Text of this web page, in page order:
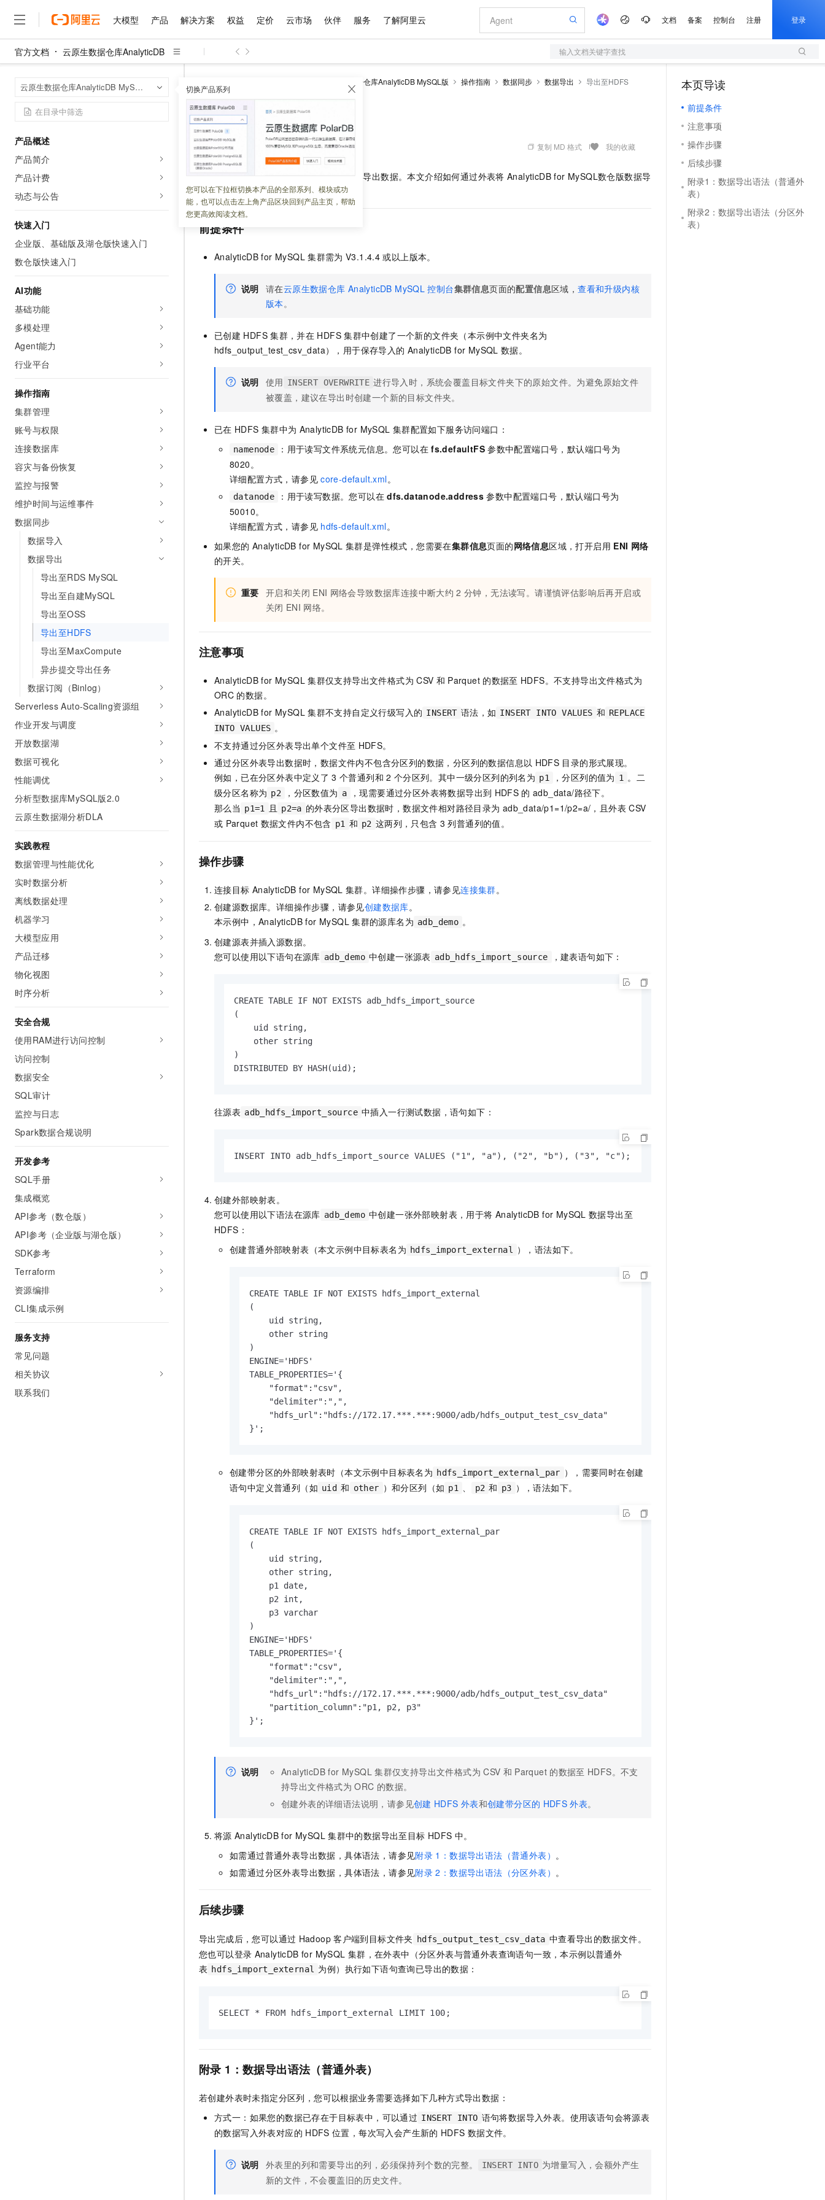
大模型 产品 解决方案 权益 定价 云市场 伙伴 服务 了解阿里云 文档 备案 控制台 注册 登录
官方文档 云原生数据仓库AnalyticDB 输入文档关键字查找
云原生数据仓库AnalyticDB MySQL版 切换产品系列
您可以在下拉框切换本产品的全部系列、模块或功
能，也可以点击左上角产品区块回到产品主页，帮助
您更高效阅读文档。
产品概述
产品简介
产品计费
动态与公告
快速入门
企业版、基础版及湖仓版快速入门
数仓版快速入门
AI功能
基础功能
多模处理
Agent能力
行业平台
操作指南
集群管理
账号与权限
连接数据库
容灾与备份恢复
监控与报警
维护时间与运维事件
数据同步
数据导入
数据导出
导出至RDS MySQL
导出至自建MySQL
导出至OSS
导出至HDFS
导出至MaxCompute
异步提交导出任务
数据订阅（Binlog）
Serverless Auto-Scaling资源组
作业开发与调度
开放数据湖
数据可视化
性能调优
分析型数据库MySQL版2.0
云原生数据湖分析DLA
实践教程
数据管理与性能优化
实时数据分析
离线数据处理
机器学习
大模型应用
产品迁移
物化视图
时序分析
安全合规
使用RAM进行访问控制
访问控制
数据安全
SQL审计
监控与日志
Spark数据合规说明
开发参考
SQL手册
集成概览
API参考（数仓版）
API参考（企业版与湖仓版）
SDK参考
Terraform
资源编排
CLI集成示例
服务支持
常见问题
相关协议
联系我们
云原生数据仓库AnalyticDB MySQL版 操作指南 数据同步 数据导出 导出至HDFS
导出至HDFS
更新时间： 2025-04-10 05:57:57 复制 MD 格式 我的收藏
支持通过外表导入导出数据。本文介绍如何通过外表将 AnalyticDB for MySQL数仓版数据导
出至 HDFS。
前提条件
AnalyticDB for MySQL 集群需为 V3.1.4.4 或以上版本。
说明 请在云原生数据仓库 AnalyticDB MySQL 控制台集群信息页面的配置信息区域，查看和升级内核
版本。
已创建 HDFS 集群，并在 HDFS 集群中创建了一个新的文件夹（本示例中文件夹名为
hdfs_output_test_csv_data），用于保存导入的 AnalyticDB for MySQL 数据。
说明 使用 INSERT OVERWRITE 进行导入时，系统会覆盖目标文件夹下的原始文件。为避免原始文件
被覆盖，建议在导出时创建一个新的目标文件夹。
已在 HDFS 集群中为 AnalyticDB for MySQL 集群配置如下服务访问端口：
namenode ：用于读写文件系统元信息。您可以在 fs.defaultFS 参数中配置端口号，默认端口号为
8020。
详细配置方式，请参见 core-default.xml。
datanode ：用于读写数据。您可以在 dfs.datanode.address 参数中配置端口号，默认端口号为
50010。
详细配置方式，请参见 hdfs-default.xml。
如果您的 AnalyticDB for MySQL 集群是弹性模式，您需要在集群信息页面的网络信息区域，打开启用 ENI 网络
的开关。
重要 开启和关闭 ENI 网络会导致数据库连接中断大约 2 分钟，无法读写。请谨慎评估影响后再开启或
关闭 ENI 网络。
注意事项
AnalyticDB for MySQL 集群仅支持导出文件格式为 CSV 和 Parquet 的数据至 HDFS。不支持导出文件格式为
ORC 的数据。
AnalyticDB for MySQL 集群不支持自定义行级写入的 INSERT 语法，如 INSERT INTO VALUES 和 REPLACE
INTO VALUES 。
不支持通过分区外表导出单个文件至 HDFS。
通过分区外表导出数据时，数据文件内不包含分区列的数据，分区列的数据信息以 HDFS 目录的形式展现。
例如，已在分区外表中定义了 3 个普通列和 2 个分区列。其中一级分区列的列名为 p1 ，分区列的值为 1 。二
级分区名称为 p2 ，分区数值为 a ，现需要通过分区外表将数据导出到 HDFS 的 adb_data/路径下。
那么当 p1=1 且 p2=a 的外表分区导出数据时，数据文件相对路径目录为 adb_data/p1=1/p2=a/ ，且外表 CSV
或 Parquet 数据文件内不包含 p1 和 p2 这两列，只包含 3 列普通列的值。
操作步骤
连接目标 AnalyticDB for MySQL 集群。详细操作步骤，请参见连接集群。
创建源数据库。详细操作步骤，请参见创建数据库。
本示例中， AnalyticDB for MySQL 集群的源库名为 adb_demo 。
创建源表并插入源数据。
您可以使用以下语句在源库 adb_demo 中创建一张源表 adb_hdfs_import_source ，建表语句如下：
CREATE TABLE IF NOT EXISTS adb_hdfs_import_source
(
    uid string,
    other string
)
DISTRIBUTED BY HASH(uid);
往源表 adb_hdfs_import_source 中插入一行测试数据，语句如下：
INSERT INTO adb_hdfs_import_source VALUES ("1", "a"), ("2", "b"), ("3", "c");
创建外部映射表。
您可以使用以下语法在源库 adb_demo 中创建一张外部映射表，用于将 AnalyticDB for MySQL 数据导出至
HDFS：
创建普通外部映射表（本文示例中目标表名为 hdfs_import_external ），语法如下。
CREATE TABLE IF NOT EXISTS hdfs_import_external
(
    uid string,
    other string
)
ENGINE='HDFS'
TABLE_PROPERTIES='{
    "format":"csv",
    "delimiter":",",
    "hdfs_url":"hdfs://172.17.***.***:9000/adb/hdfs_output_test_csv_data"
}';
创建带分区的外部映射表时（本文示例中目标表名为 hdfs_import_external_par ），需要同时在创建
语句中定义普通列（如 uid 和 other ）和分区列（如 p1 、 p2 和 p3 ），语法如下。
CREATE TABLE IF NOT EXISTS hdfs_import_external_par
(
    uid string,
    other string,
    p1 date,
    p2 int,
    p3 varchar
)
ENGINE='HDFS'
TABLE_PROPERTIES='{
    "format":"csv",
    "delimiter":",",
    "hdfs_url":"hdfs://172.17.***.***:9000/adb/hdfs_output_test_csv_data"
    "partition_column":"p1, p2, p3"
}';
说明 AnalyticDB for MySQL 集群仅支持导出文件格式为 CSV 和 Parquet 的数据至 HDFS。不支
持导出文件格式为 ORC 的数据。
创建外表的详细语法说明，请参见创建 HDFS 外表和创建带分区的 HDFS 外表。
将源 AnalyticDB for MySQL 集群中的数据导出至目标 HDFS 中。
如需通过普通外表导出数据，具体语法，请参见附录 1：数据导出语法（普通外表） 。
如需通过分区外表导出数据，具体语法，请参见附录 2：数据导出语法（分区外表） 。
后续步骤
导出完成后，您可以通过 Hadoop 客户端到目标文件夹 hdfs_output_test_csv_data 中查看导出的数据文件。
您也可以登录 AnalyticDB for MySQL 集群，在外表中（分区外表与普通外表查询语句一致，本示例以普通外
表 hdfs_import_external 为例）执行如下语句查询已导出的数据：
SELECT * FROM hdfs_import_external LIMIT 100;
附录 1：数据导出语法（普通外表）
若创建外表时未指定分区列，您可以根据业务需要选择如下几种方式导出数据：
方式一：如果您的数据已存在于目标表中，可以通过 INSERT INTO 语句将数据导入外表。使用该语句会将源表
的数据写入外表对应的 HDFS 位置，每次写入会产生新的 HDFS 数据文件。
说明 外表里的列和需要导出的列，必须保持列个数的完整。 INSERT INTO 为增量写入，会额外产生
新的文件，不会覆盖旧的历史文件。
本页导读
前提条件
注意事项
操作步骤
后续步骤
附录1：数据导出语法（普通外
表）
附录2：数据导出语法（分区外
表）
大模型
大模型服务平台百炼
大模型
文本生成
Qwen3.8-Max HOT
智能体时代全能旗舰模型
Qwen3.7-Plus
Qwen3-VL-Plus
Kimi 最新旗舰模型，长程编程与推理利器
语音识别与合成
Qwen3-TTS-Flash
Cosyvoice-V3-Flash
大模型服务
千问AI平台-Token Plan NEW
Happy 系列大模型
新一代 AI 视频生成模型，深度适配广告营销等场景
AI 应用构建
大模型服务平台百炼-应用模版
大模型服务平台百炼-智能体
人工智能平台 PAI
AI Native 的算法工程平台，一站式完成建模、训练、推理服务部署
大模型原生应用
Qoder
秒悟
云端极速 AI 应用创作平台
大模型解决方案
快速部署 Dify，高效搭建 AI 应用
依托云原生高可用架构,实现Dify私有化部署
10 分钟在聊天系统中增加一个 AI 助手
产品
精选产品
人工智能与机器学习
存储
网络与CDN
安全
中间件
数据库
大数据计算
媒体服务
企业服务与云通信
终端用户计算
Serverless
迁移与运维管理
专有云
精选产品
大模型服务平台百炼
大模型服务与应用平台
千问大模型
多元化、高性能、安全可靠的大模型服务
无影云电脑
随时随地安全接入的云上超级电脑
云解析DNS
面向分析的企业级SaaS模式云数据仓库
域名与网站
对象存储 OSS
人工智能平台 PAI 大模型
一站式AI开发、训练和推理服务
Qoder CN
提供一站式管理容器应用的 K8s 服务
全托管，含MySQL、PostgreSQL、SQL Server、MariaDB多引擎
Qoder
面向真实软件的智能体编程平台
轻量应用服务器
数字证书管理服务（原SSL证书）
实现全站HTTPS，呈现可信的WEB访问
短信服务
国内短信简单易用，安全可靠，秒级触达，全球覆盖200+国家和地区。
大数据开发治理平台 DataWorks
解决方案
精选解决方案
AI
现代化应用
安全
网络
可观测
上云与迁云
企业出海
精选解决方案
睿译宝，AI翻译排版一步到位
上传文档即自动完成翻译和格式还原
GLM-5.2：长任务时代开源旗舰模型
真正可用的 1M 上下文,一次完成代码全链路开发
Hermes Agent，打造自进化智能体
自主进化，持久记忆，越用越聪明
快速拥有专属 OpenClaw
即刻拥有 DeepSeek-V4-Pro
轻松解锁专属 DeepSeek-V4-Pro
5 分钟轻松部署专属 QwenPaw HOT
从聊天伙伴进化为能主动干活的本地数字员工
Claude Code + GStack 打造工程团队
一键购买专属联机服务器，轻松开启游戏
高效搭建 AI 智能体与工作流应用
通过阿里云百炼高效搭建AI应用,助力高效开发
Agency Agents：拥有专属领域专家
HappyHorse 打造一站式影视创作平台
漫剧工坊：一站式动画创作平台
快速生产连贯的高质量长漫剧
10 分钟搭建微信、支付宝小程序
高效部署网站，快速应用到小程序
权益 普惠上云
普惠上云 官方力荐
云服务器38元/年起，超值低价云产品抢先购
官方推荐返现计划
推荐新用户得奖励，单订单最高返9万
云工开物
高校专属算力普惠，学生认证享300元代金券
免费试用
最高领取价值200元试用点，立即开启云上创新
AI 产品 免费试用
1亿+ 大模型 tokens 和 30+ 款产品免费体验
产品新客免费试用，最长12个月
AI 特惠
智启 AI 普惠权益
阿里云 OPC 创新助力计划
至高百万元 Token 补贴，加速一人公司成长
Token Plan 模型订阅计划
Qwen3.8-Max 首发尝鲜，限时加量 10 倍，夜间低至2折
千问办公，限时限量积分加倍
送.CN域名，送备案服务码
Night Plan 支持 Qwen 3.8-Max NEW
AI 场景体验
从图文生成到视频创作，一键激活电商全链路生产力
AI 广告创作
图文、视频一站生成，高效打造优质广告素材
AI 办公
自动承接线索、识别商机，让客服更高效、服务更出色。
AI 活动
AI 生产力先锋
先锋实践拓展 AI 生产力的边界
飞天发布时刻
所见，即是所愿
AI 实训营
从基础到进阶，Agent 创客手把手教你
创新加速
定价 产品定价
了解云产品的定价详情
云上成本管理
管理和优化成本
价格计算器
自助选配和估算价格
价格优势
推动算力普惠，释放技术红利
配置报价器
阿里云 OPC 创新助力计划
Token 补贴，五大权
益加速 OPC 成功
云市场 精选商城
网站建设
多端小程序
Salesforce 国际版订阅
友盟天域
观测云
Tuya 物联网平台阿里云版
蓝凌 OA
Tableau 订阅
AI空中课堂在线直播课堂（旗舰版）
生态解决方案
行业生态解决方案
数据与 API
数据集
身份实名认证
短信
OCR 文字识别
发票查验
企业应用
CRM
OA 办公系统
财税管理
400电话
基础软件
JAVA
Red Hat
建站小程序
模板建站
定制小程序
专业服务
公司注册
上云迁移
伙伴 成为销售伙伴
分销伙伴
咨询伙伴
销售伙伴合作计划
Salesforce On Alibaba Cloud
Consulting Partner 合作计划
AI 大模型销售与服务生态合作计划
成为产品伙伴
产品生态集成认证中心
产品生态伙伴工作台
产品伙伴合作计划
云网络合作计划
服务伙伴合作计划
Al MaaS 服务伙伴赋能合作
伙伴信用分合作计划
更多支持
合作伙伴培训与认证
查询合作伙伴
登录合作伙伴管理后台
服务 售前咨询
在线服务
售后服务
自助服务
工单服务
短信专区
企业增值服务
企业支持计划
企业增值服务台
企业成长
服务实践
阿里云认证
信息公告
开发者社区
镜像站
我要反馈
我要建议
了解阿里云 为什么选择阿里云
什么是云计算
技术领先
稳定可靠
安全合规
分析师报告
研究报告与白皮书
云开发大赛
最佳实践
云上春晚
云栖战略参考
云上的中国
看见新力量
金融模力时刻
市场活动 加入我们
校园招聘